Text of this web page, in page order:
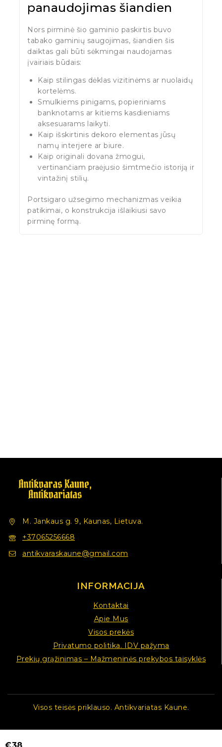
panaudojimas šiandien
Nors pirminė šio gaminio paskirtis buvo
tabako gaminių saugojimas, šiandien šis
daiktas gali būti sėkmingai naudojamas
įvairiais būdais:
Kaip stilingas dėklas vizitinėms ar nuolaidų
kortelėms.
Smulkiems pinigams, popieriniams
banknotams ar kitiems kasdieniams
aksesuarams laikyti.
Kaip išskirtinis dekoro elementas jūsų
namų interjere ar biure.
Kaip originali dovana žmogui,
vertinančiam praėjusio šimtmečio istoriją ir
vintažinį stilių.
Portsigaro užsegimo mechanizmas veikia
patikimai, o konstrukcija išlaikiusi savo
pirminę formą.
M. Jankaus g. 9, Kaunas, Lietuva.
+37065256668
antikvaraskaune@gmail.com
INFORMACIJA
Kontaktai
Apie Mus
Visos prekės
Privatumo politika. IDV pažyma
Prekių grąžinimas – Mažmeninės prekybos taisyklės
Visos teisės priklauso. Antikvariatas Kaune.
€38